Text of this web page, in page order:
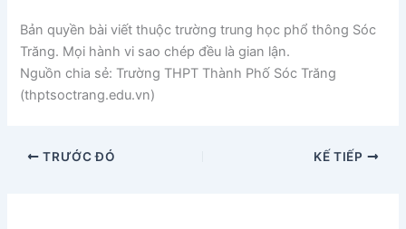
Bản quyền bài viết thuộc trường trung học phổ thông Sóc
Trăng. Mọi hành vi sao chép đều là gian lận.
Nguồn chia sẻ: Trường THPT Thành Phố Sóc Trăng
(thptsoctrang.edu.vn)
TRƯỚC ĐÓ KẾ TIẾP